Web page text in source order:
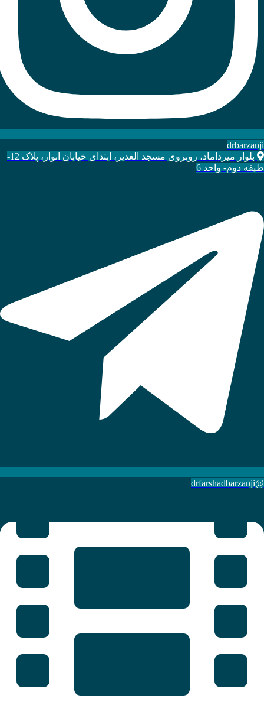
drbarzanji
بلوار میرداماد، روبروی مسجد الغدیر، ابتدای خیابان انوار، پلاک 12-
طبقه دوم- واحد 6
@drfarshadbarzanji